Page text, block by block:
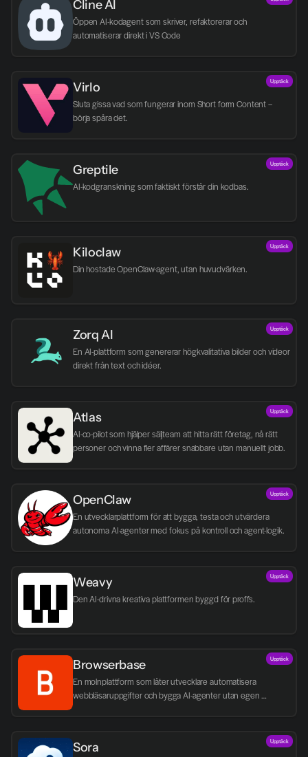
Cline AI
Öppen AI-kodagent som skriver, refaktorerar och
automatiserar direkt i VS Code
Virlo
Sluta gissa vad som fungerar inom Short form Content –
börja spåra det.
Upptäck
Greptile
AI-kodgranskning som faktiskt förstår din kodbas.
Upptäck
Kiloclaw
Din hostade OpenClaw-agent, utan huvudvärken.
Upptäck
Zorq AI
En AI-plattform som genererar högkvalitativa bilder och videor
direkt från text och idéer.
Upptäck
Atlas
AI-co-pilot som hjälper säljteam att hitta rätt företag, nå rätt
personer och vinna fler affärer snabbare utan manuellt jobb.
Upptäck
OpenClaw
En utvecklarplattform för att bygga, testa och utvärdera
autonoma AI-agenter med fokus på kontroll och agent-logik.
Upptäck
Weavy
Den AI-drivna kreativa plattformen byggd för proffs.
Upptäck
Browserbase
En molnplattform som låter utvecklare automatisera
webbläsaruppgifter och bygga AI-agenter utan egen
Upptäck
Sora Upptäck